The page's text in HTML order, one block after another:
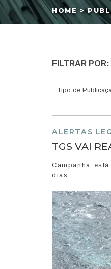
HOME >
FILTRAR POR:
ALERTAS
TGS VAI
Campanha
dias